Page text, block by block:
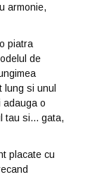
armonie,
piatra
de
lung si unul
adauga o
tau si... gata,
placate cu